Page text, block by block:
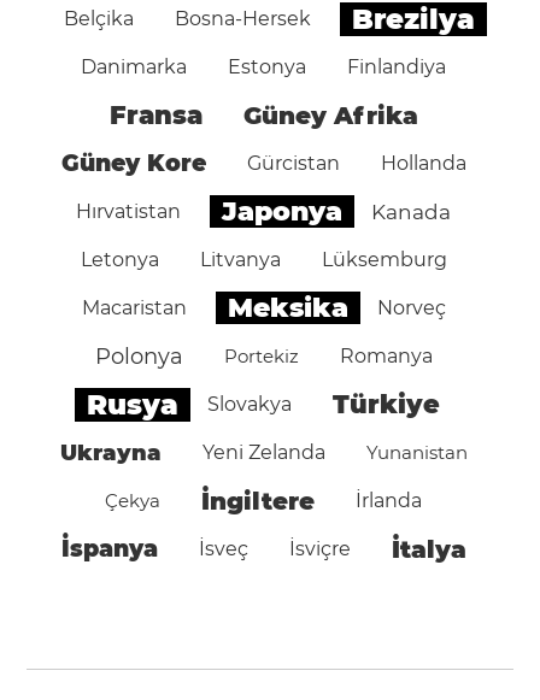
Belçika Bosna-Hersek Brezilya
Danimarka Estonya Finlandiya
Fransa Güney Afrika
Güney Kore Gürcistan Hollanda
Hırvatistan Japonya Kanada
Letonya Litvanya Lüksemburg
Macaristan Meksika Norveç
Polonya Portekiz Romanya
Rusya Slovakya Türkiye
Ukrayna Yeni Zelanda Yunanistan
Çekya İngiltere İrlanda
İspanya İsveç İsviçre İtalya